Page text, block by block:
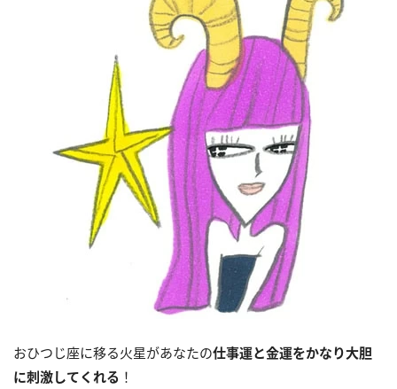
おひつじ座に移る火星があなたの仕事運と金運をかなり大胆
に刺激してくれる ！